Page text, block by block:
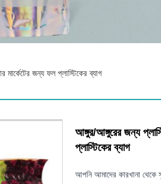
মার্কেটের জন্য ফল প্লাস্টিকের ব্যাগ
আঙ্গুর/আঙ্গুরের জন্য
প্লাস্টিকের ব্যাগ
আপনি আমাদের কারখানা থেকে